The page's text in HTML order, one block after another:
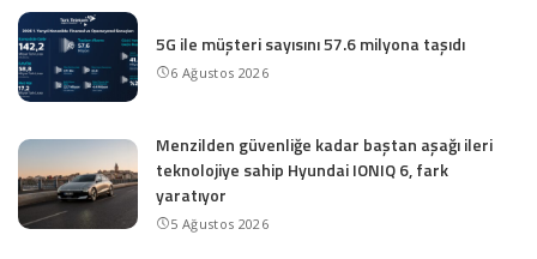
5G ile müşteri sayısını 57.6 milyona taşıdı
6 Ağustos 2026
Menzilden güvenliğe kadar baştan aşağı ileri
teknolojiye sahip Hyundai IONIQ 6, fark
yaratıyor
5 Ağustos 2026